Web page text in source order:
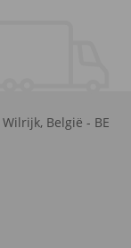
Wilrijk, België - BE